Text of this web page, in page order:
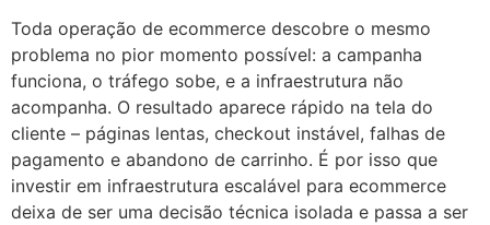
Toda operação de ecommerce descobre o mesmo
problema no pior momento possível: a campanha
funciona, o tráfego sobe, e a infraestrutura não
acompanha. O resultado aparece rápido na tela do
cliente – páginas lentas, checkout instável, falhas de
pagamento e abandono de carrinho. É por isso que
investir em infraestrutura escalável para ecommerce
deixa de ser uma decisão técnica isolada e passa a ser